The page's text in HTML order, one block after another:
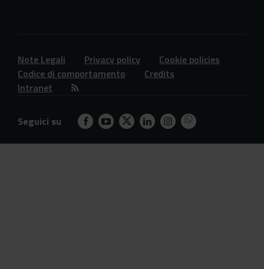
Note Legali Privacy policy
Cookie policies
Codice di comportamento
Credits
Intranet
Seguici su